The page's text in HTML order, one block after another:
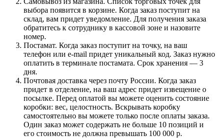
выбора появится в корзине. Когда заказ поступит на
склад, вам придет уведомление. Для получения заказа
обратитесь к сотруднику в кассовой зоне и назовите
номер.
Постамат. Когда заказ поступит на точку, на ваш
телефон или e-mail придет уникальный код. Заказ нужно
оплатить в терминале постамата. Срок хранения — 3
дня.
Почтовая доставка через почту России. Когда заказ
придет в отделение, на ваш адрес придет извещение о
посылке. Перед оплатой вы можете оценить состояние
коробки: вес, целостность. Вскрывать коробку
самостоятельно вы можете только после оплаты заказа.
Один заказ может содержать не больше 10 позиций и
его стоимость не должна превышать 100 000 р.